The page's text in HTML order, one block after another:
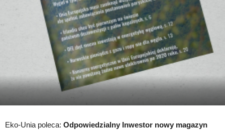
Eko-Unia poleca: Odpowiedzialny Inwestor nowy magazyn